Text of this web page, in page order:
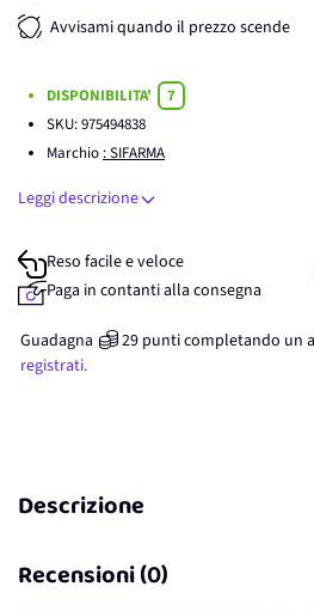
Avvisami quando il prezzo scende
DISPONIBILITA'
7
SKU:975494838
Marchio : SIFARMA
Leggi descrizione
Reso facile e veloce
Paga in contanti alla consegna
Guadagna 29 punticompletando un
registrati.
Descrizione
Recensioni (0)